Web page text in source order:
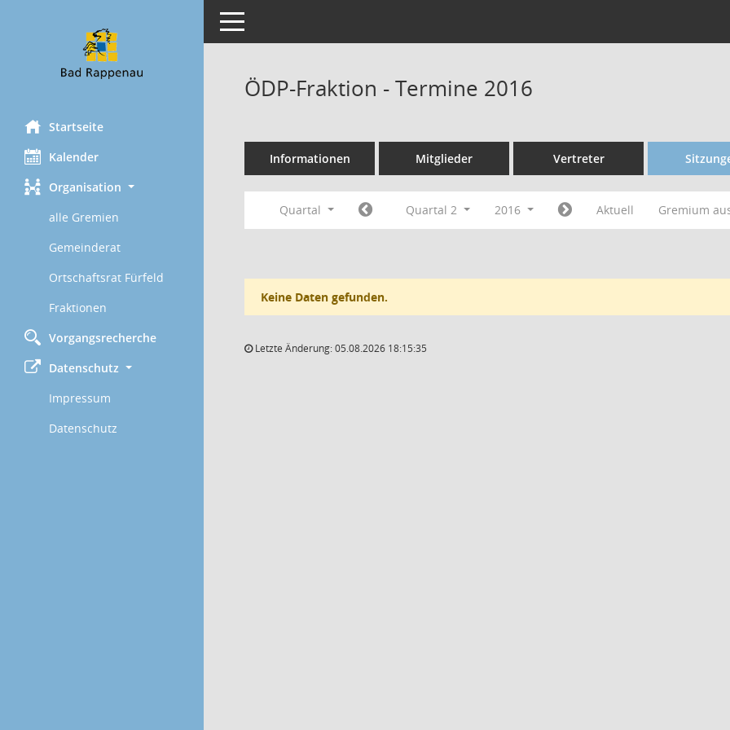
Startseite
Kalender
Organisation
alle Gremien
Gemeinderat
Ortschaftsrat Fürfeld
Fraktionen
Vorgangsrecherche
Datenschutz
Impressum
Datenschutz
Toggle navigation
ÖDP-Fraktion - Termine 2016
Informationen Mitglieder Vertreter
Quartal Quartal 2 2016 Aktuell Gremium
Keine Daten gefunden.
Letzte Änderung: 05.08.2026 18:15:35